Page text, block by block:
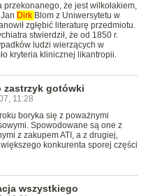
przekonanego, że jest wilkołakiem,
Dirk Blom z Uniwersytetu w
zgłębić literaturę przedmiotu.
stwierdził, że od 1850 r.
ludzi wierzących w
kryteria klinicznej likantropii.
zastrzyk gotówki
11:28
boryka się z poważnymi
Spowodowane są one z
z zakupem ATI, a z drugiej,
konkurenta sporej części
wszystkiego